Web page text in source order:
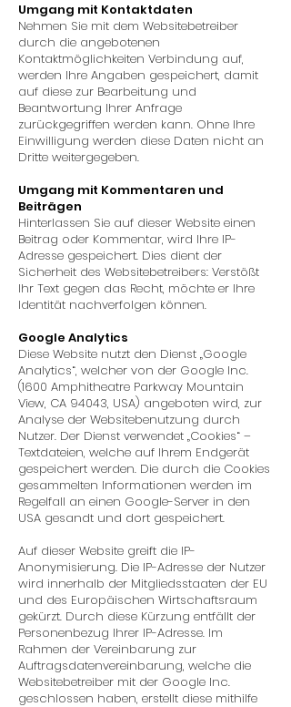
Umgang mit Kontaktdaten
Nehmen Sie mit dem Websitebetreiber
durch die angebotenen
Kontaktmöglichkeiten Verbindung auf,
werden Ihre Angaben gespeichert, damit
auf diese zur Bearbeitung und
Beantwortung Ihrer Anfrage
zurückgegriffen werden kann. Ohne Ihre
Einwilligung werden diese Daten nicht an
Dritte weitergegeben.
Umgang mit Kommentaren und
Beiträgen
Hinterlassen Sie auf dieser Website einen
Beitrag oder Kommentar, wird Ihre IP-
Adresse gespeichert. Dies dient der
Sicherheit des Websitebetreibers: Verstößt
Ihr Text gegen das Recht, möchte er Ihre
Identität nachverfolgen können.
Google Analytics
Diese Website nutzt den Dienst „Google
Analytics“, welcher von der Google Inc.
(1600 Amphitheatre Parkway Mountain
View, CA 94043, USA) angeboten wird, zur
Analyse der Websitebenutzung durch
Nutzer. Der Dienst verwendet „Cookies“ –
Textdateien, welche auf Ihrem Endgerät
gespeichert werden. Die durch die Cookies
gesammelten Informationen werden im
Regelfall an einen Google-Server in den
USA gesandt und dort gespeichert.
Auf dieser Website greift die IP-
Anonymisierung. Die IP-Adresse der Nutzer
wird innerhalb der Mitgliedsstaaten der EU
und des Europäischen Wirtschaftsraum
gekürzt. Durch diese Kürzung entfällt der
Personenbezug Ihrer IP-Adresse. Im
Rahmen der Vereinbarung zur
Auftragsdatenvereinbarung, welche die
Websitebetreiber mit der Google Inc.
geschlossen haben, erstellt diese mithilfe